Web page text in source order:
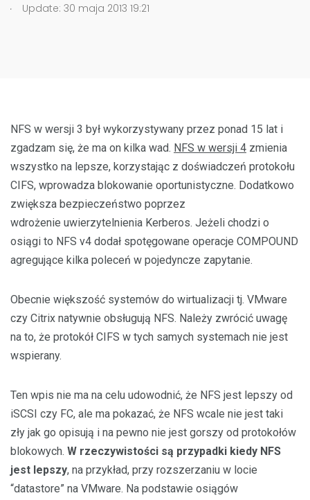
.
Update: 30 maja 2013 19:21
NFS w wersji 3 był wykorzystywany przez ponad 15 lat i
zgadzam się, że ma on kilka wad. NFS w wersji 4 zmienia
wszystko na lepsze, korzystając z doświadczeń protokołu
CIFS, wprowadza blokowanie oportunistyczne. Dodatkowo
zwiększa bezpieczeństwo poprzez
wdrożenie uwierzytelnienia Kerberos. Jeżeli chodzi o
osiągi to NFS v4 dodał spotęgowane operacje COMPOUND
agregujące kilka poleceń w pojedyncze zapytanie.
Obecnie większość systemów do wirtualizacji tj. VMware
czy Citrix natywnie obsługują NFS. Należy zwrócić uwagę
na to, że protokół CIFS w tych samych systemach nie jest
wspierany.
Ten wpis nie ma na celu udowodnić, że NFS jest lepszy od
iSCSI czy FC, ale ma pokazać, że NFS wcale nie jest taki
zły jak go opisują i na pewno nie jest gorszy od protokołów
blokowych. W rzeczywistości są przypadki kiedy NFS
jest lepszy, na przykład, przy rozszerzaniu w locie
“datastore” na VMware. Na podstawie osiągów